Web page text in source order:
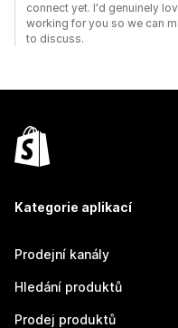
connect yet. I'd genuinely
working for you so we can
to discuss.
Kategorie aplikací
Prodejní kanály
Hledání produktů
Prodej produktů